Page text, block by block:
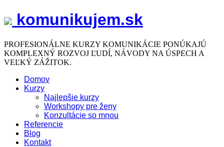
komunikujem.sk
komunikujem.sk
PROFESIONÁLNE KURZY KOMUNIKÁCIE PONÚKAJÚ
KOMPLEXNÝ ROZVOJ ĽUDÍ, NÁVODY NA ÚSPECH A
VEĽKÝ ZÁŽITOK.
Domov
Kurzy
Najlepšie kurzy
Workshopy pre ženy
Konzultácie so mnou
Referencie
Blog
Kontakt